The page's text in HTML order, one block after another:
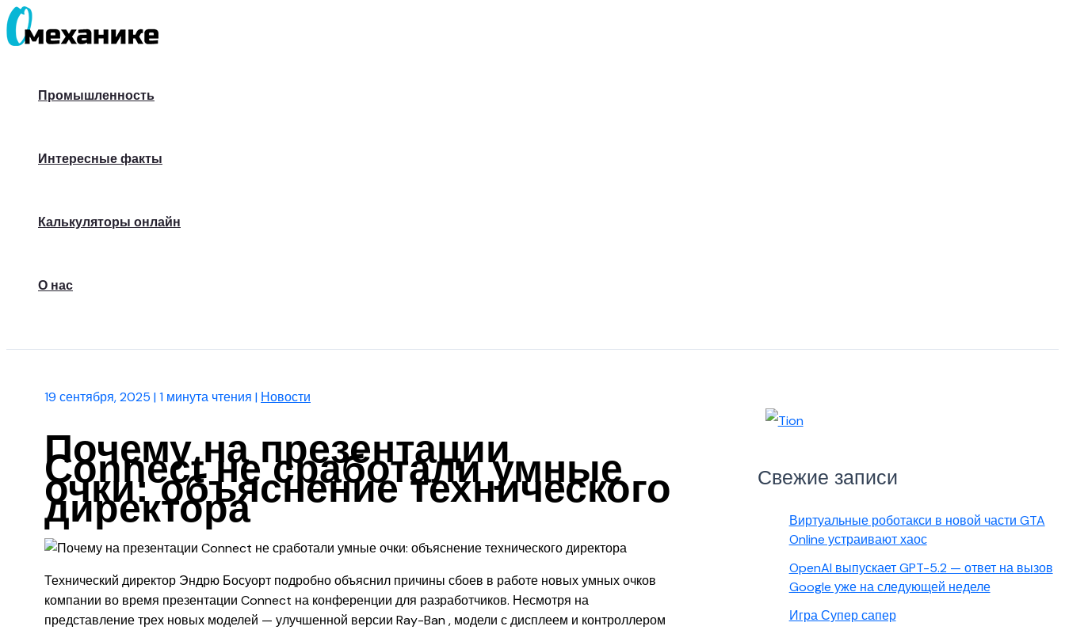
Перейти
к
Промышленность
Интересные факты
Калькуляторы онлайн
О нас
19 сентября, 2025 |1 минута чтения | Новости
Почему на презентации
Connect не сработали умные
очки: объяснение технического
директора
Технический директор Эндрю Босуорт подробно объяснил причины сбоев в работе новых умных очков
компании во время презентации Connect на конференции для разработчиков. Несмотря на
представление трех новых моделей — улучшенной версии Ray-Ban , модели с дисплеем и контроллером
Свежие записи
Виртуальные роботакси в новой части GTA
Online устраивают хаос
OpenAI выпускает GPT-5.2 — ответ на вызов
Google уже на следующей неделе
Игра Супер сапер